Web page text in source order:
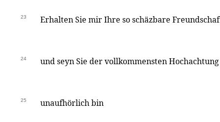
23 Erhalten Sie mir Ihre so schäzbare
24 und seyn Sie der vollkommensten
25 unaufhörlich bin